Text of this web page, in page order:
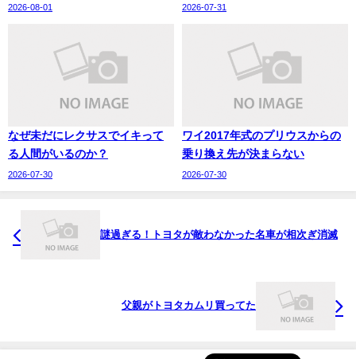
2026-08-01 2026-07-31
なぜ未だにレクサスでイキって
る人間がいるのか？
2026-07-30
ワイ2017年式のプリウスからの
乗り換え先が決まらない
2026-07-30
謎過ぎる！トヨタが敵わなかった名車が相次ぎ消滅
父親がトヨタカムリ買ってた